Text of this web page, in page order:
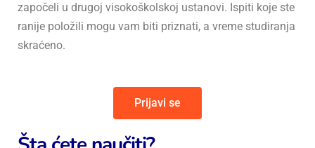
započeli u drugoj visokoškolskoj ustanovi. Ispiti koje ste
ranije položili mogu vam biti priznati, a vreme studiranja
skraćeno.
Prijavi se